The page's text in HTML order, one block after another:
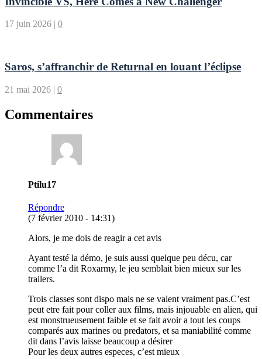
17 juin 2026 | 0
Saros, s’affranchir de Returnal en louant l’éclipse
21 mai 2026 | 0
Commentaires
Ptilu17
Répondre
(7 février 2010 - 14:31)
Alors, je me dois de reagir a cet avis
Ayant testé la démo, je suis aussi quelque peu décu, car
comme l’a dit Roxarmy, le jeu semblait bien mieux sur les
trailers.
Trois classes sont dispo mais ne se valent vraiment pas.C’est
peut etre fait pour coller aux films, mais injouable en alien, qui
est monstrueusement faible et se fait avoir a tout les coups
comparés aux marines ou predators, et sa maniabilité comme
dit dans l’avis laisse beaucoup a désirer
Pour les deux autres especes, c’est mieux